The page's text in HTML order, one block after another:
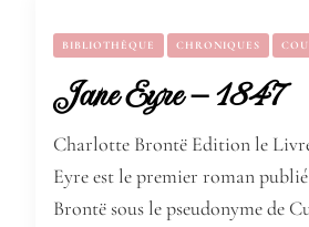
BIBLIOTHÈQUE CHRONIQUES
Jane Eyre – 1847
Charlotte Brontë Edition le Livre
Eyre est le premier roman
Brontë sous le pseudonyme de